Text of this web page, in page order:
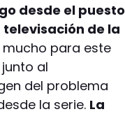
desde el puesto
televisación de la
para este
al
del problema
la serie. La